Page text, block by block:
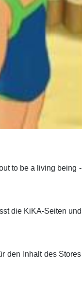
to be a living being -
die KiKA-Seiten und
den Inhalt des Stores